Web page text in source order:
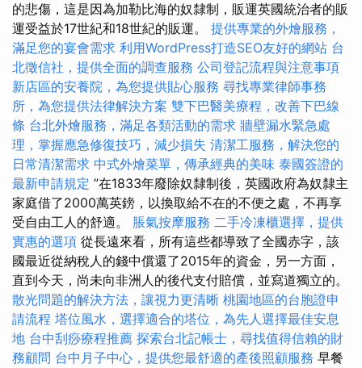
的悲傷，這是因為加勒比海的奴隸制，販運英國統治者的販
運受益於17世紀和18世紀的販運。 提供專業的外燴服務，
滿足您的宴會需求 利用WordPress打造SEO友好的網站 台
北徵信社，提供全面的調查服務 公司登記流程與注意事項
新店區的安養院，為您提供貼心服務 尋找專業律師事務
所，為您提供法律解決方案 雙下巴醫美療程，改善下巴線
條 台北外燴服務，滿足各類活動的需求 牆壁漏水緊急處
理，掌握應急修復技巧，減少損失 清潔工服務，解決您的
日常清潔需求 中式外燴菜單，傳承經典的美味 泰國簽證的
最新申請規定 ”在1833年廢除奴隸制後，英國政府為奴隸主
家庭借了2000萬英鎊，以換取給不在的不便之處，不再享
受自由工人的舒適。 脹氣按摩服務 二手冷凍櫃選擇，提供
實惠的選項 從長遠來看，所有這些都導致了全國赤字，該
國最近從納稅人的錢中償還了2015年的資金，另一方面，
直到今天，尚未向非洲人的後代支付賠償，並寫道獨立的。
散光問題的解決方法，讓視力更清晰 桃園地區的台胞證申
請流程 塔位風水，選擇適合的塔位，為先人選擇最佳安息
地 台中刮痧療程推薦 探索台北記帳士，尋找值得信賴的財
務顧問 台中月子中心，提供您最舒適的產後照顧服務 早餐